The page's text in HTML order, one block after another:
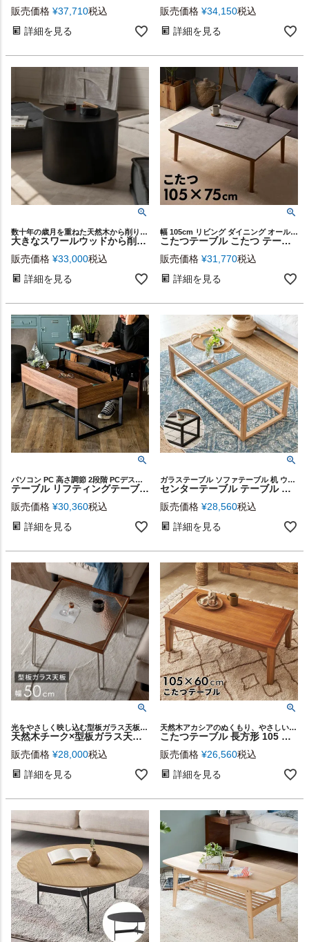
販売価格 ¥37,710税込
詳細を見る
販売価格 ¥34,150税込
詳細を見る
数十年の歳月を重ねた天然木から削り出された、スワールウッド無垢材の丸型コーヒーテーブル
大きなスワールウッドから削り出した丸太テーブル／スツール（Live-Edge Stump）[14357]
販売価格 ¥33,000税込
詳細を見る
幅 105cm リビング ダイニング オールシーズン 春 夏 秋 冬 センターテーブル コーヒーテーブル カフェテーブル ティーテーブル ナチュラル スタイリッシュ 高さ調整 可能 2段階調節
こたつテーブル こたつ テーブル 約 W 105cm D 75cm H 36cm 40cm ストーン調 大理石調 グレー 長方形 こたつ本体 炬燵 コタツ 本体 机 デスク 学習机 暖房器具 カーボン フラットヒーター 手元コントローラー おしゃれ 北欧 リゾート 雑貨 家具 インテリア アジアン [91619]
販売価格 ¥31,770税込
詳細を見る
パソコン PC 高さ調節 2段階 PCデスク 収納 在宅ワーク 在宅勤務 机 デスク パソコンデスク PCテーブル ダイニングテーブル リビング ダイニング 模様替え 一人暮らし プレゼント
テーブル リフティングテーブル センターテーブル 幅90cm ブラウン ベージュ 約W 90cm D 50cm H 46cm 木目調 パソコンテーブル 昇降テーブル ローテーブル リビングテーブル ソファテーブル 家具 スチール脚 シンプル ナチュラル おしゃれ 北欧 ブルックリン 西海岸 [9129]
販売価格 ¥30,360税込
詳細を見る
ガラステーブル ソファテーブル 机 ウッド 新築祝い 新居 新生活
センターテーブル テーブル 木製 ガラス 長方形 W 110 × D 50 cm ローテーブル コーヒーテーブル 強化ガラス 天然木 ウッドフレーム おしゃれ シンプル ブラック ナチュラル モダン 北欧 リゾート 西海岸 コースタル インテリア [91519]
販売価格 ¥28,560税込
詳細を見る
光をやさしく映し込む型板ガラス天板と、温もりあるチーク材を組み合わせたテーブル
天然木チーク×型板ガラス天板のセンターテーブル 幅50cm[stc-67275]
販売価格 ¥28,000税込
詳細を見る
天然木アカシアのぬくもり、やさしい風合いを感じられる、直線的でシンプルなデザインの長方形こたつテーブル
こたつテーブル 長方形 105 リビングテーブル こたつ 天然木 家具調 コタツ テーブル 小さめ 省スペース コンパクト W105×D60×H38cm シンプル ミニ こたつ 小さい おしゃれ コタツテーブル オールシーズン 炬燵 電気こたつ エコ 西海岸インテリア サーフスタイル カリフォルニアスタイル [91630]
販売価格 ¥26,560税込
詳細を見る